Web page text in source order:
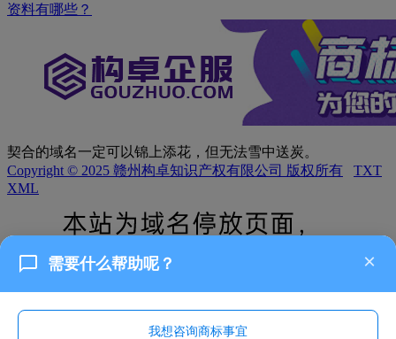
资料有哪些？
契合的域名一定可以锦上添花，但无法雪中送炭。
Copyright © 2025 赣州构卓知识产权有限公司 版权所有
TXT
XML
需要什么帮助呢？ ×
我想咨询商标事宜